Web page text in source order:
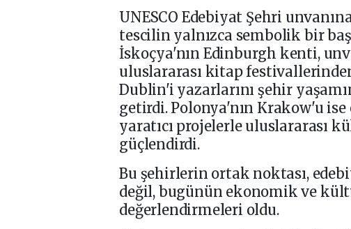
UNESCO Edebiyat Şehri
tescilin yalnızca sembolik bir
İskoçya'nın Edinburgh kenti,
uluslararası kitap
Dublin'i yazarlarını şehir
getirdi. Polonya'nın Krakow'u
yaratıcı projelerle uluslararası
güçlendirdi.
Bu şehirlerin ortak noktası,
değil, bugünün ekonomik ve
değerlendirmeleri oldu.